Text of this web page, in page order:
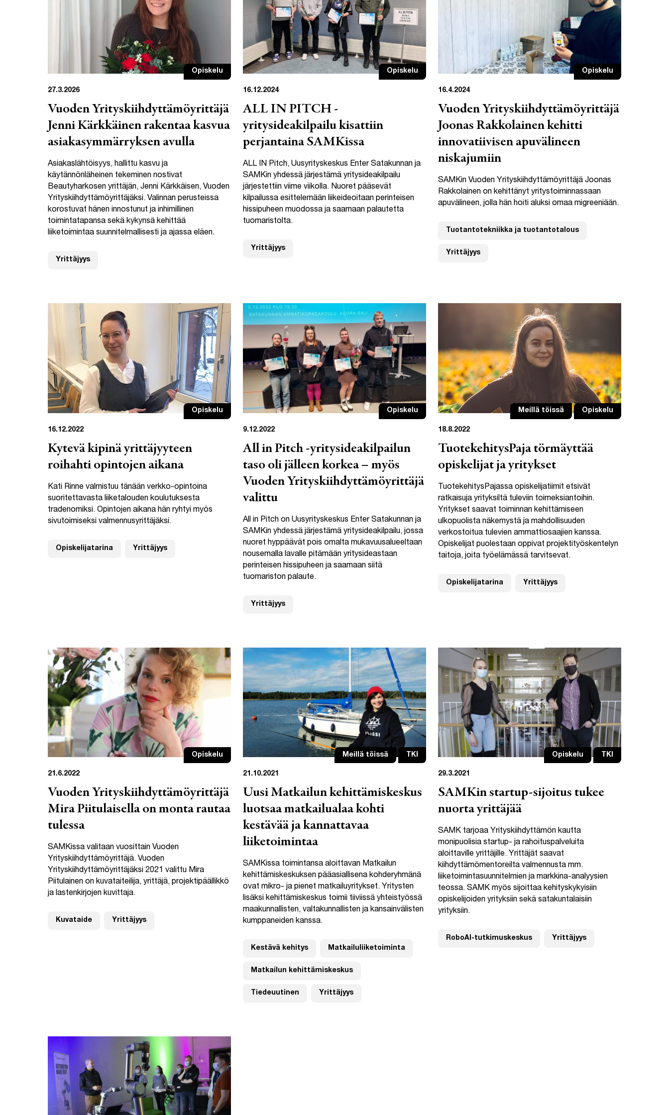
Opiskelu
27.3.2026
Vuoden Yrityskiihdyttämöyrittäjä
Jenni Kärkkäinen rakentaa kasvua
asiakasymmärryksen avulla
Asiakaslähtöisyys, hallittu kasvu ja
käytännönläheinen tekeminen nostivat
Beautyharkosen yrittäjän, Jenni Kärkkäisen, Vuoden
Yrityskiihdyttämöyrittäjäksi. Valinnan perusteissa
korostuvat hänen innostunut ja inhimillinen
toimintatapansa sekä kykynsä kehittää
liiketoimintaa suunnitelmallisesti ja ajassa eläen.
Yrittäjyys
Opiskelu
16.12.2024
ALL IN PITCH -
yritysideakilpailu kisattiin
perjantaina SAMKissa
ALL IN Pitch, Uusyrityskeskus Enter Satakunnan ja
SAMKin yhdessä järjestämä yritysideakilpailu
järjestettiin viime viikolla. Nuoret pääsevät
kilpailussa esittelemään liikeideoitaan perinteisen
hissipuheen muodossa ja saamaan palautetta
tuomaristolta.
Yrittäjyys
Opiskelu
16.4.2024
Vuoden Yrityskiihdyttämöyrittäjä
Joonas Rakkolainen kehitti
innovatiivisen apuvälineen
niskajumiin
SAMKin Vuoden Yrityskiihdyttämöyrittäjä Joonas
Rakkolainen on kehittänyt yritystoiminnassaan
apuvälineen, jolla hän hoiti aluksi omaa migreeniään.
Tuotantotekniikka ja tuotantotalous
Yrittäjyys
Opiskelu
16.12.2022
Kytevä kipinä yrittäjyyteen
roihahti opintojen aikana
Kati Rinne valmistuu tänään verkko-opintoina
suoritettavasta liiketalouden koulutuksesta
tradenomiksi. Opintojen aikana hän ryhtyi myös
sivutoimiseksi valmennusyrittäjäksi.
Opiskelijatarina Yrittäjyys
Opiskelu
9.12.2022
All in Pitch -yritysideakilpailun
taso oli jälleen korkea – myös
Vuoden Yrityskiihdyttämöyrittäjä
valittu
All in Pitch on Uusyrityskeskus Enter Satakunnan ja
SAMKin yhdessä järjestämä yritysideakilpailu, jossa
nuoret hyppäävät pois omalta mukavuusalueeltaan
nousemalla lavalle pitämään yritysideastaan
perinteisen hissipuheen ja saamaan siitä
tuomariston palaute.
Yrittäjyys
Meillä töissä Opiskelu
18.8.2022
TuotekehitysPaja törmäyttää
opiskelijat ja yritykset
TuotekehitysPajassa opiskelijatiimit etsivät
ratkaisuja yrityksiltä tuleviin toimeksiantoihin.
Yritykset saavat toiminnan kehittämiseen
ulkopuolista näkemystä ja mahdollisuuden
verkostoitua tulevien ammattiosaajien kanssa.
Opiskelijat puolestaan oppivat projektityöskentelyn
taitoja, joita työelämässä tarvitsevat.
Opiskelijatarina Yrittäjyys
Opiskelu
21.6.2022
Vuoden Yrityskiihdyttämöyrittäjä
Mira Piitulaisella on monta rautaa
tulessa
SAMKissa valitaan vuosittain Vuoden
Yrityskiihdyttämöyrittäjä. Vuoden
Yrityskiihdyttämöyrittäjäksi 2021 valittu Mira
Piitulainen on kuvataiteilija, yrittäjä, projektipäällikkö
ja lastenkirjojen kuvittaja.
Kuvataide Yrittäjyys
Meillä töissä TKI
21.10.2021
Uusi Matkailun kehittämiskeskus
luotsaa matkailualaa kohti
kestävää ja kannattavaa
liiketoimintaa
SAMKissa toimintansa aloittavan Matkailun
kehittämiskeskuksen pääasiallisena kohderyhmänä
ovat mikro- ja pienet matkailuyritykset. Yritysten
lisäksi kehittämiskeskus toimii tiiviissä yhteistyössä
maakunnallisten, valtakunnallisten ja kansainvälisten
kumppaneiden kanssa.
Kestävä kehitys Matkailuliiketoiminta
Matkailun kehittämiskeskus
Tiedeuutinen Yrittäjyys
Opiskelu TKI
29.3.2021
SAMKin startup-sijoitus tukee
nuorta yrittäjää
SAMK tarjoaa Yrityskiihdyttämön kautta
monipuolisia startup- ja rahoituspalveluita
aloittaville yrittäjille. Yrittäjät saavat
kiihdyttämömentoreilta valmennusta mm.
liiketoimintasuunnitelmien ja markkina-analyysien
teossa. SAMK myös sijoittaa kehityskykyisiin
opiskelijoiden yrityksiin sekä satakuntalaisiin
yrityksiin.
RoboAI-tutkimuskeskus Yrittäjyys